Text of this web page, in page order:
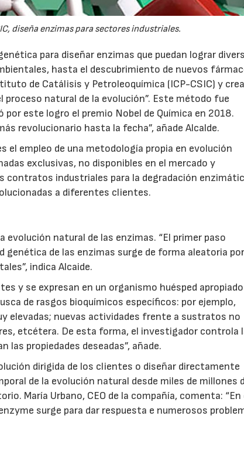
diseña enzimas para sectores industriales.
para diseñar enzimas que puedan lograr
hasta el descubrimiento de nuevos
de Catálisis y Petroleoquímica (ICP-CSIC) y
natural de la evolución”. Este método fue
este logro el premio Nobel de Química en 2018.
revolucionario hasta la fecha”, añade Alcalde.
el empleo de una metodología propia en evolución
exclusivas, no disponibles en el mercado y
contratos industriales para la degradación
a diferentes clientes.
natural de las enzimas. “El primer paso
de las enzimas surge de forma aleatoria por
indica Alcaide.
y se expresan en un organismo huésped
de rasgos bioquímicos específicos: por ejemplo,
elevadas; nuevas actividades frente a sustratos no
etcétera. De esta forma, el investigador controla
propiedades deseadas”, añade.
dirigida de los clientes o diseñar directamente
de la evolución natural desde miles de millones
María Urbano, CEO de la compañía, comenta: “En
surge para dar respuesta e numerosos